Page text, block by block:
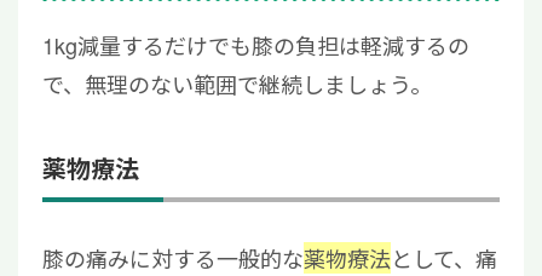
1kg減量するだけでも膝の負担は軽減するの
で、無理のない範囲で継続しましょう。
薬物療法
膝の痛みに対する一般的な薬物療法として、痛